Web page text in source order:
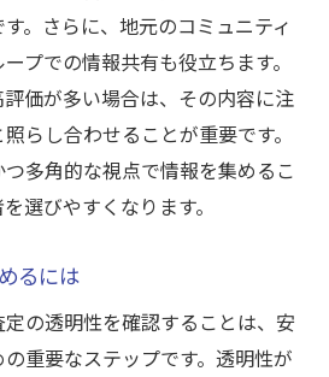
。さらに、地元のコミュニティ
プでの情報共有も役立ちます。
価が多い場合は、その内容に注
らし合わせることが重要です。
多角的な視点で情報を集めるこ
選びやすくなります。
るには
の透明性を確認することは、安
重要なステップです。透明性が